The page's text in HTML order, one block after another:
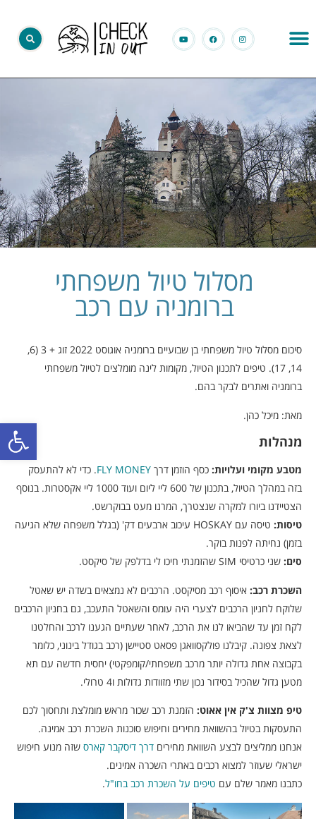
פתח
מסלול טיול משפחתי
ברומניה עם רכב
סיכום מסלול טיול משפחתי בן שבועיים ברומניה אוגוסט 2022 זוג + 3 (6,
14, 17). טיפים לתכנון הטיול, מקומות לינה מומלצים לטיול משפחתי
ברומניה ואתרים לבקר בהם.
מאת: מיכל כהן.
מנהלות
מטבע מקומי ועלויות: כסף הוזמן דרך FLY MONEY. כדי לא להתעסק
בזה במהלך הטיול, בתכנון של 600 ליי ליום ועוד 1000 ליי אקסטרות. בנוסף
הצטיידנו ביורו למקרה שנצטרך, המרנו מעט בבוקרשט.
טיסות:
טיסה עם HOSKAY עיכוב ארבעים דק' (בגלל משפחה שלא הגיעה
בזמן) נחיתה לפנות בוקר.
סים: שני כרטיסי SIM שהזמנתי חיכו לי בדלפק של סיקסט.
השכרת רכב: איסוף רכב מסיקסט. הרכבים לא נמצאים בשדה יש שאטל
שלוקח לחניון הרכבים לצערי היה עומס והשאטל התעכב, גם בחניון הרכבים
לקח זמן עד שהביאו לנו את הרכב, לאחר שעתיים הגענו לרכב והחלטנו
לצאת צפונה. קיבלנו פולקסוואגן פסאט סטיישן (רכב בגודל בינוני, כלומר
בקבוצה אחת גדולה יותר מרכב משפחתי/קומפקטי) יחסית חדשה עם תא
מטען גדול שהכיל בסידור נכון שתי מזוודות גדולות ו4 טרולי.
טיפ מצוות צ'ק אין אאוט: הזמנת רכב שכור מראש מומלצת ותחסוך לכם
התעסקות בטיול בהשוואת מחירים וחיפוש סוכנות השכרת רכב אמינה.
אנחנו ממליצים לבצע השוואת מחירים דרך דיסקבר קארס שזה מנוע חיפוש
ישראלי שעוזר למצוא רכבים באתרי השכרה אמינים.
כתבנו מאמר שלם עם טיפים על השכרת רכב בחו"ל.